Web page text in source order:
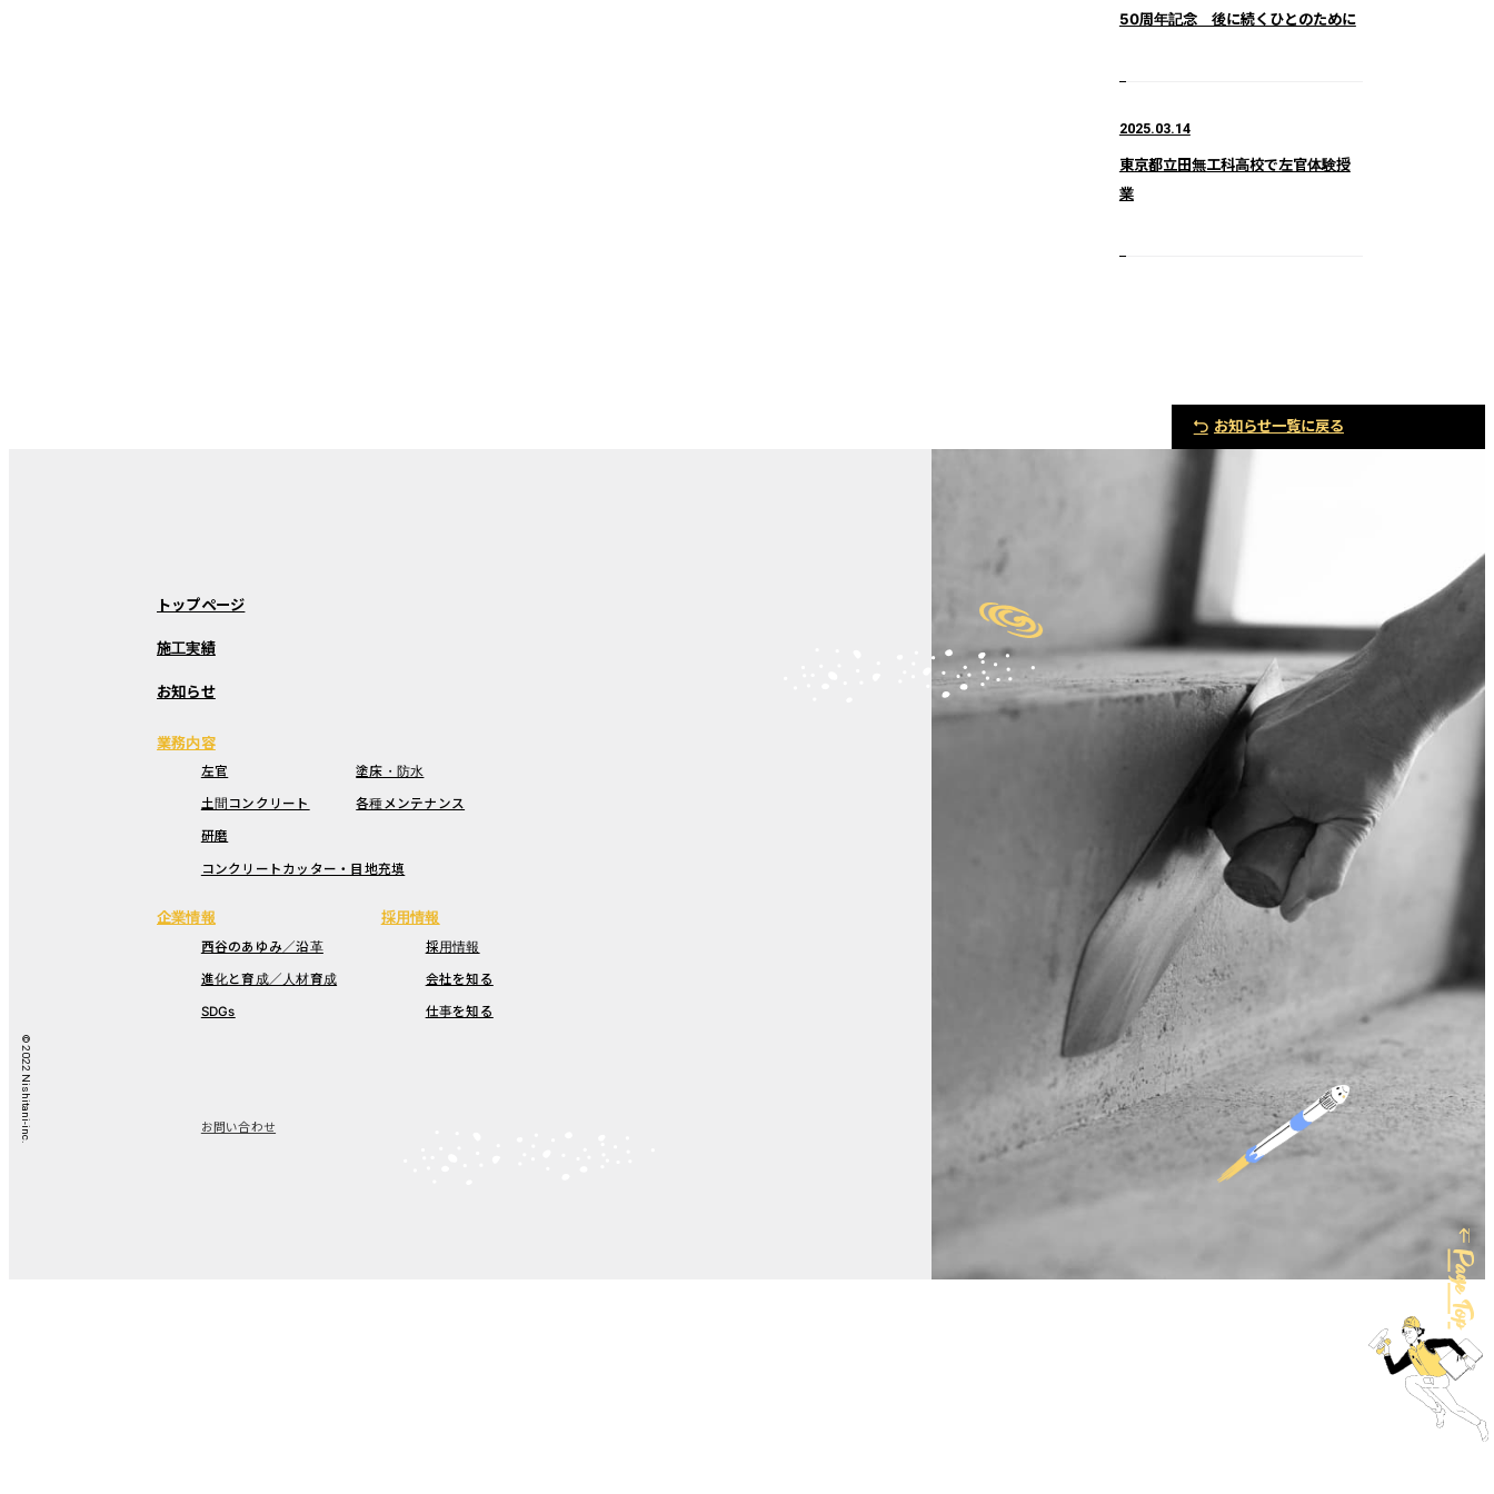
50周年記念 後に続くひとのために
東京都立田無工科高校で左官体験授
業
2025.03.14
お知らせ一覧に戻る
Page Top
トップページ
施工実績
お知らせ
業務内容
左官
土間コンクリート
研磨
コンクリートカッター・目地充填
塗床・防水
各種メンテナンス
企業情報
西谷のあゆみ／沿革
進化と育成／人材育成
SDGs
採用情報
採用情報
会社を知る
仕事を知る
お問い合わせ
© 2022 Nishitani-inc.